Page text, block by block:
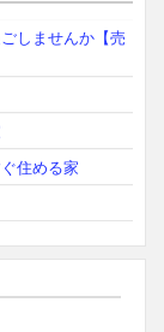
しませんか【売
住める家